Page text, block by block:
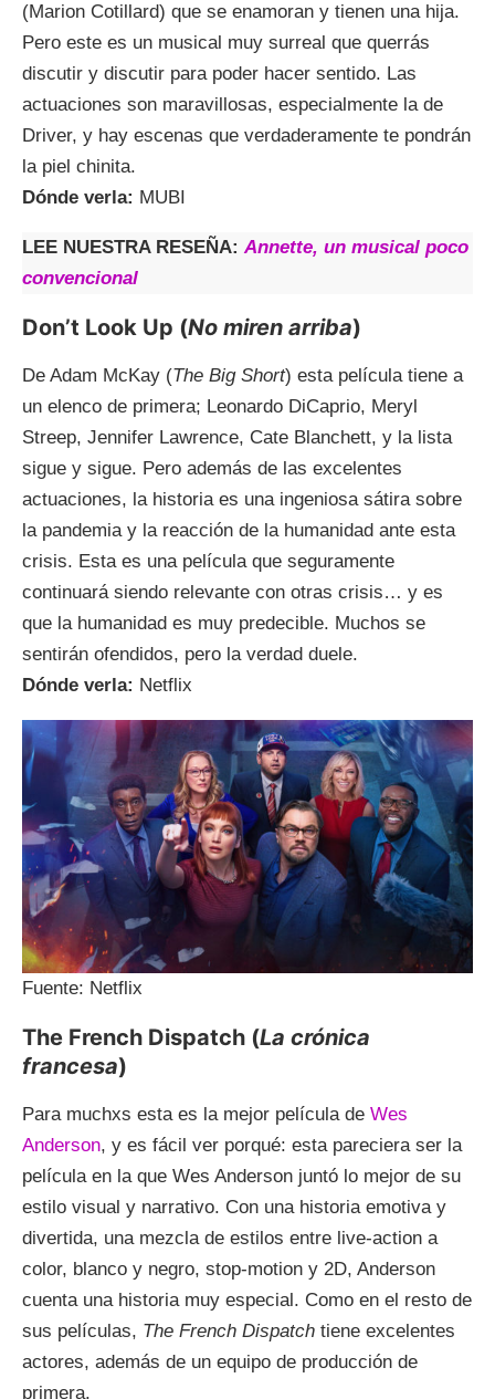
(Marion Cotillard) que se enamoran y tienen una hija.
Pero este es un musical muy surreal que querrás
discutir y discutir para poder hacer sentido. Las
actuaciones son maravillosas, especialmente la de
Driver, y hay escenas que verdaderamente te pondrán
la piel chinita.
Dónde verla: MUBI
LEE NUESTRA RESEÑA: Annette, un musical poco
convencional
Don’t Look Up (No miren arriba)
De Adam McKay (The Big Short) esta película tiene a
un elenco de primera; Leonardo DiCaprio, Meryl
Streep, Jennifer Lawrence, Cate Blanchett, y la lista
sigue y sigue. Pero además de las excelentes
actuaciones, la historia es una ingeniosa sátira sobre
la pandemia y la reacción de la humanidad ante esta
crisis. Esta es una película que seguramente
continuará siendo relevante con otras crisis… y es
que la humanidad es muy predecible. Muchos se
sentirán ofendidos, pero la verdad duele.
Dónde verla: Netflix
Fuente: Netflix
The French Dispatch (La crónica
francesa)
Para muchxs esta es la mejor película de Wes
Anderson, y es fácil ver porqué: esta pareciera ser la
película en la que Wes Anderson juntó lo mejor de su
estilo visual y narrativo. Con una historia emotiva y
divertida, una mezcla de estilos entre live-action a
color, blanco y negro, stop-motion y 2D, Anderson
cuenta una historia muy especial. Como en el resto de
sus películas, The French Dispatch tiene excelentes
actores, además de un equipo de producción de
primera.